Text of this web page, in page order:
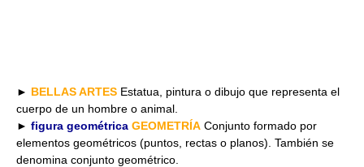
► BELLAS ARTES Estatua, pintura o dibujo que representa el
cuerpo de un hombre o animal.
► figura geométrica GEOMETRÍA Conjunto formado por
elementos geométricos (puntos, rectas o planos). También se
denomina conjunto geométrico.